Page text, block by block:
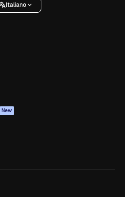
Italiano
New